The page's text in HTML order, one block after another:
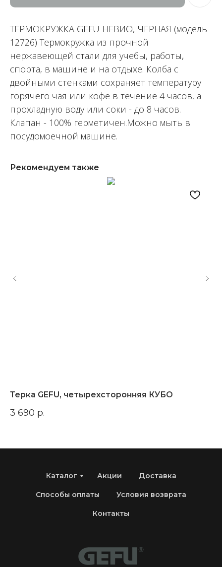
ТЕРМОКРУЖКА GEFU НЕВИО, ЧЕРНАЯ (модель
12726) Термокружка из прочной
нержавеющей стали для учебы, работы,
спорта, в машине и на отдыхе. Колба с
двойными стенками сохраняет температуру
горячего чая или кофе в течение 4 часов, а
прохладную воду или соки - до 8 часов.
Клапан - 100% герметичен.Можно мыть в
посудомоечной машине.
Рекомендуем также
Терка GEFU, четырехсторонняя КУБО
3 690 р.
Каталог Акции Доставка
Способы оплаты Условия возврата
Контакты